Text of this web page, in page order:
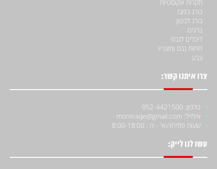
תקרות אקוסטיות
בורג ג'מבו
בורג לבטון
ברגים
דיבלים לגבס
לוחות גבס ומוצריו
צבע
צרו איתנו קשר:
טלפון: 052-4421500
אימייל: moniiraqe@gmail.com
שעות פתיחה:א' - ה : 8:00-18:00
עשו לנו לייק: